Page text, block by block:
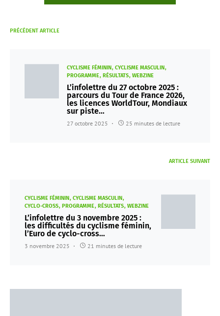
PRÉCÉDENT ARTICLE
CYCLISME FÉMININ
CYCLISME MASCULIN
PROGRAMME
RÉSULTATS WEBZINE
L’infolettre du 27 octobre 2025 :
parcours du Tour de France 2026,
les licences WorldTour, Mondiaux
sur piste…
27 octobre 2025 25 minutes de lecture
ARTICLE SUIVANT
CYCLISME FÉMININ
CYCLISME MASCULIN
CYCLO-CROSS
PROGRAMME RÉSULTATS WEBZINE
L’infolettre du 3 novembre 2025 :
les difficultés du cyclisme féminin,
l’Euro de cyclo-cross…
3 novembre 2025 21 minutes de lecture